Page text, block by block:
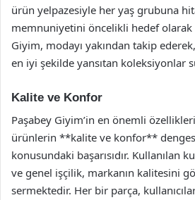
ürün yelpazesiyle her yaş grubuna
memnuniyetini öncelikli hedef olarak
Giyim, modayı yakından takip
en iyi şekilde yansıtan koleksiyonlar
Kalite ve Konfor
Paşabey Giyim’in en önemli
ürünlerin **kalite ve konfor**
konusundaki başarısıdır. Kullanılan
ve genel işçilik, markanın kalitesini
sermektedir. Her bir parça,